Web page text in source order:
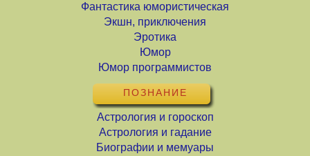
Фантастика юмористическая
Экшн, приключения
Эротика
Юмор
Юмор программистов
ПОЗНАНИЕ
Астрология и гороскоп
Астрология и гадание
Биографии и мемуары